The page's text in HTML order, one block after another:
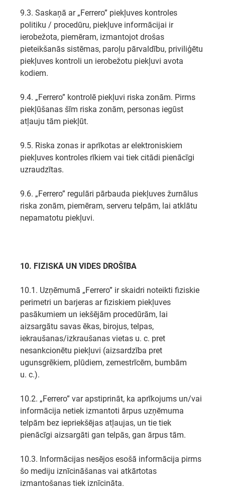
9.3. Saskaņā ar „Ferrero” piekļuves kontroles
politiku / procedūru, piekļuve informācijai ir
ierobežota, piemēram, izmantojot drošas
pieteikšanās sistēmas, paroļu pārvaldību, priviliģētu
piekļuves kontroli un ierobežotu piekļuvi avota
kodiem.
9.4. „Ferrero” kontrolē piekļuvi riska zonām. Pirms
piekļūšanas šīm riska zonām, personas iegūst
atļauju tām piekļūt.
9.5. Riska zonas ir aprīkotas ar elektroniskiem
piekļuves kontroles rīkiem vai tiek citādi pienācīgi
uzraudzītas.
9.6. „Ferrero” regulāri pārbauda piekļuves žurnālus
riska zonām, piemēram, serveru telpām, lai atklātu
nepamatotu piekļuvi.
10. FIZISKĀ UN VIDES DROŠĪBA
10.1. Uzņēmumā „Ferrero” ir skaidri noteikti fiziskie
perimetri un barjeras ar fiziskiem piekļuves
pasākumiem un iekšējām procedūrām, lai
aizsargātu savas ēkas, birojus, telpas,
iekraušanas/izkraušanas vietas u. c. pret
nesankcionētu piekļuvi (aizsardzība pret
ugunsgrēkiem, plūdiem, zemestrīcēm, bumbām
u. c.).
10.2. „Ferrero” var apstiprināt, ka aprīkojums un/vai
informācija netiek izmantoti ārpus uzņēmuma
telpām bez iepriekšējas atļaujas, un tie tiek
pienācīgi aizsargāti gan telpās, gan ārpus tām.
10.3. Informācijas nesējos esošā informācija pirms
šo mediju iznīcināšanas vai atkārtotas
izmantošanas tiek iznīcināta.